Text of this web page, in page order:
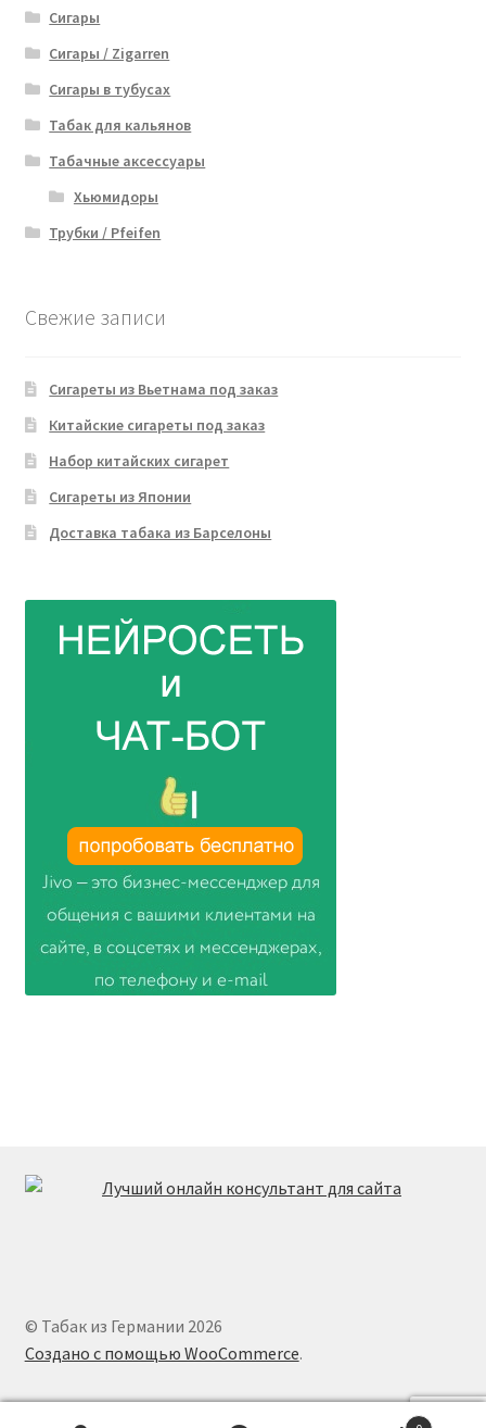
Сигары
Сигары / Zigarren
Сигары в тубусах
Табак для кальянов
Табачные аксессуары
Хьюмидоры
Трубки / Pfeifen
Свежие записи
Сигареты из Вьетнама под заказ
Китайские сигареты под заказ
Набор китайских сигарет
Сигареты из Японии
Доставка табака из Барселоны
© Табак из Германии 2026
Создано с помощью WooCommerce.